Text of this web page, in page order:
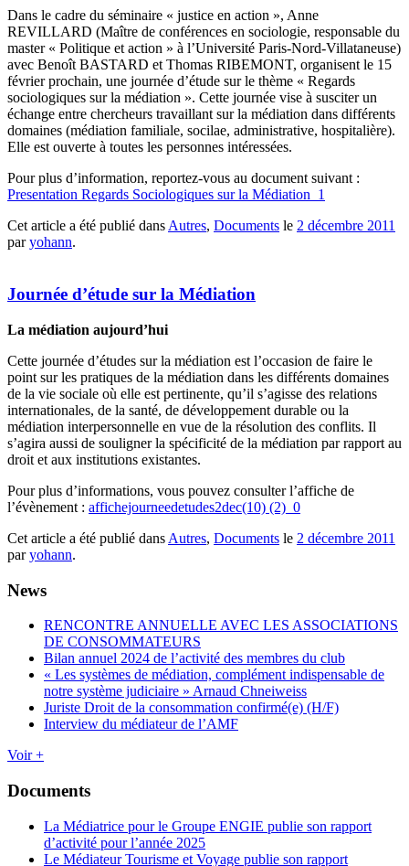
Dans le cadre du séminaire « justice en action », Anne
REVILLARD (Maître de conférences en sociologie, responsable du
master « Politique et action » à l’Université Paris-Nord-Villataneuse)
avec Benoît BASTARD et Thomas RIBEMONT, organisent le 15
février prochain, une journée d’étude sur le thème « Regards
sociologiques sur la médiation ». Cette journée vise à susciter un
échange entre chercheurs travaillant sur la médiation dans différents
domaines (médiation familiale, socilae, administrative, hospitalière).
Elle est ouverte à toutes les personnes intéressées.
Pour plus d’information, reportez-vous au document suivant :
Presentation Regards Sociologiques sur la Médiation_1
Cet article a été publié dansAutres, Documents le 2 décembre 2011
paryohann.
Journée d’étude sur la Médiation
La médiation aujourd’hui
Cette journée d’études sur la médiation est l’occasion de faire le
point sur les pratiques de la médiation dans les différents domaines
de la vie sociale où elle est pertinente, qu’il s’agisse des relations
internationales, de la santé, de développement durable ou la
médiation interpersonnelle en vue de la résolution des conflits. Il
s’agira aussi de souligner la spécificité de la médiation par rapport au
droit et aux institutions existantes.
Pour plus d’informations, vous pouvez consulter l’affiche de
l’évènement : affichejourneedetudes2dec(10) (2)_0
Cet article a été publié dans Autres, Documents le 2 décembre 2011
paryohann.
News
RENCONTRE ANNUELLE AVEC LES ASSOCIATIONS
DE CONSOMMATEURS
Bilan annuel 2024 de l’activité des membres du club
« Les systèmes de médiation, complément indispensable de
notre système judiciaire » Arnaud Chneiweiss
Juriste Droit de la consommation confirmé(e) (H/F)
Interview du médiateur de l’AMF
Voir +
Documents
La Médiatrice pour le Groupe ENGIE publie son rapport
d’activité pour l’année 2025
Le Médiateur Tourisme et Voyage publie son rapport